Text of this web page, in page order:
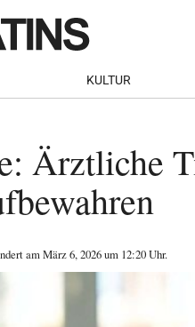
KULTUR
Ärztliche
am März 6, 2026 um 12:20 Uhr.